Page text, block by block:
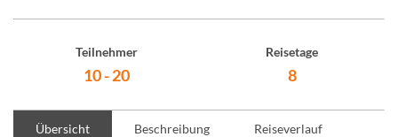
Teilnehmer
10 - 20
Reisetage
8
Übersicht Beschreibung Reiseverlauf